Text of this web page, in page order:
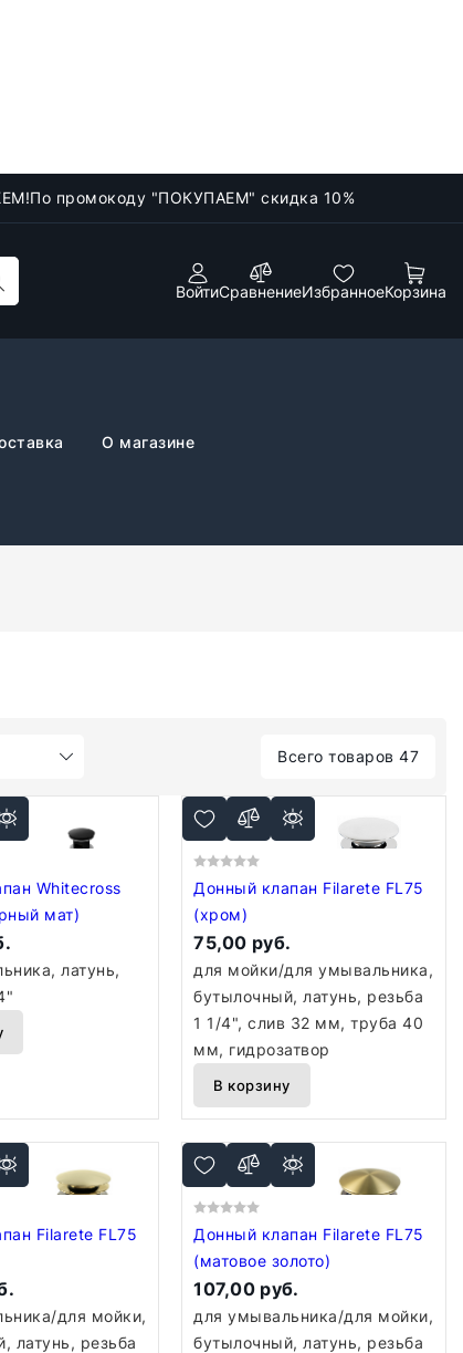
По промокоду "ПОКУПАЕМ" скидка 10%
ВойтиСравнениеИзбранноеКорзина
О магазине
Всего товаров 47
Whitecross
мат)
латунь,
Донный клапан Filarete FL75
(хром)
75,00 руб.
для мойки/для умывальника,
бутылочный, латунь, резьба
1 1/4", слив 32 мм, труба 40
мм, гидрозатвор
В корзину
Filarete FL75
для мойки,
латунь, резьба
Донный клапан Filarete FL75
(матовое золото)
107,00 руб.
для умывальника/для мойки,
бутылочный, латунь, резьба